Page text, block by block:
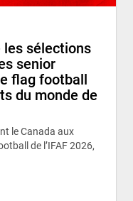
les sélections
senior
flag football
du monde de
le Canada aux
de l’IFAF 2026,